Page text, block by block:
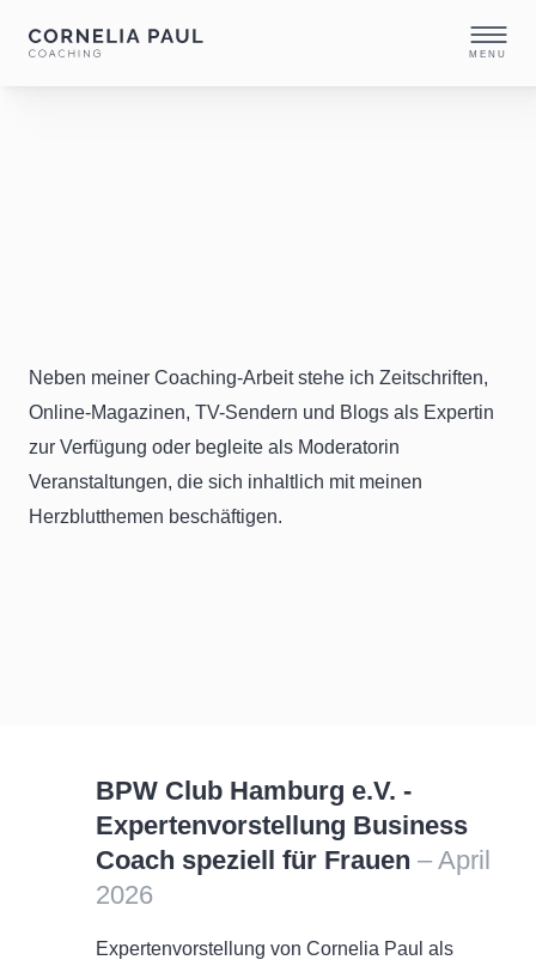
MENU
Neben meiner Coaching-Arbeit stehe ich Zeitschriften,
Online-Magazinen, TV-Sendern und Blogs als Expertin
zur Verfügung oder begleite als Moderatorin
Veranstaltungen, die sich inhaltlich mit meinen
Herzblutthemen beschäftigen.
BPW Club Hamburg e.V. -
Expertenvorstellung Business
Coach speziell für Frauen – April
2026
Expertenvorstellung von Cornelia Paul als